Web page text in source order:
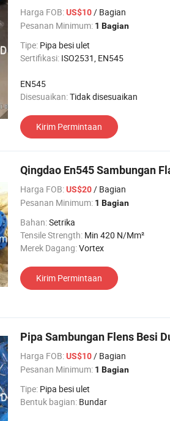
Harga FOB:US$10/ Bagian
Pesanan Minimum: 1 Bagian
Tipe: Pipa besi ulet
Sertifikasi: ISO2531, EN545
EN545
Disesuaikan:Tidak disesuaikan
Kirim Permintaan
Qingdao En545 Sambungan
Harga FOB:US$20/ Bagian
Pesanan Minimum: 1 Bagian
Bahan:Setrika
Tensile Strength: Min 420 N/Mm²
Merek Dagang:Vortex
Kirim Permintaan
Pipa Sambungan Flens Besi
Harga FOB:US$10/ Bagian
Pesanan Minimum: 1 Bagian
Tipe: Pipa besi ulet
Bentuk bagian: Bundar